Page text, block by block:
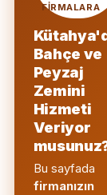
FIRMALARA
Bahçe ve
Peyzaj
Zemini
Hizmeti
Veriyor
Bu sayfada
firmanızın